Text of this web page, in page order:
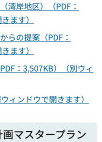
岸地区）（PDF：
ます）
の提案（PDF：
ます）
：3,507KB）（別ウィ
ィンドウで開きます）
マスタープラン